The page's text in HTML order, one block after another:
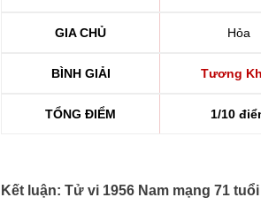
GIA CHỦ Hỏa
BÌNH GIẢI Tương
TỔNG ĐIỂM 1/10
Kết luận: Tử vi 1956 Nam mạng 71